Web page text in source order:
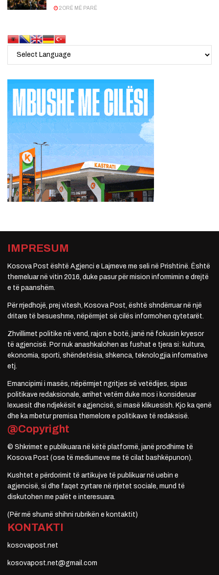
2 ORË MË PARË
IMPRESUM
Kosova Post është Agjenci e Lajmeve me seli në Prishtinë. Është
themeluar në vitin 2016, duke pasur për mision informimin e drejtë
e të paanshëm.
Për rrjedhojë, prej vitesh, Kosova Post, është shndërruar në një
dritare të besueshme, nëpërmjet së cilës informohen qytetarët.
Zhvillimet politike në vend, rajon e botë, janë në fokusin kryesor
të agjencisë. Por nuk anashkalohen as fushat e tjera si: kultura,
ekonomia, sporti, shëndetësia, shkenca, teknologjia informative
etj.
Emancipimi i masës, nëpërmjet ngritjes së vetëdijes, sipas
politikave redaksionale, arrihet vetëm duke mos i konsideruar
lexuesit dhe ndjekësit e agjencisë, si masë klikuesish. Kjo ka qenë
dhe ka mbetur premisa themelore e politikave të redaksisë.
@Copyright
© Shkrimet e publikuara në këtë platformë, janë prodhime të
Kosova Post (ose të mediumeve me të cilat bashkëpunon).
Kushtet e përdorimit të artikujve të publikuar në uebin e
agjencisë, si dhe faqet zyrtare në rrjetet sociale, mund të
diskutohen me palët e interesuara.
(Për më shumë shihni rubrikën e kontaktit)
KONTAKTI
kosovapost.net
kosovapost.net@gmail.com